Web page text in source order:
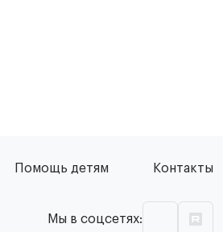
Помощь детям Контакты
Мы в соцсетях: